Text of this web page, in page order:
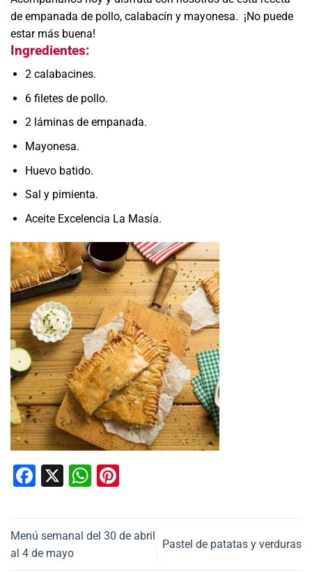
de empanada de pollo, calabacín y mayonesa. ¡No puede
estar más buena!
Ingredientes:
2 calabacines.
6 filetes de pollo.
2 láminas de empanada.
Mayonesa.
Huevo batido.
Sal y pimienta.
Aceite Excelencia La Masía.
Facebook
X WhatsApp
Menú semanal del 30 de abril
al 4 de mayo
Pastel de patatas y verduras